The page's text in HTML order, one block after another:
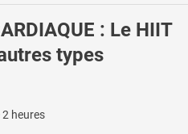
: Le HIIT
types
2 heures